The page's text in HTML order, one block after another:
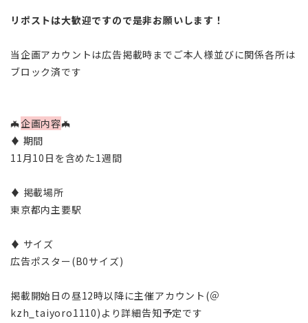
リポストは大歓迎ですので是非お願いします！
当企画アカウントは広告掲載時までご本人様並びに関係各所は
ブロック済です
🦇企画内容🦇
♦ 期間
11月10日を含めた1週間
♦ 掲載場所
東京都内主要駅
♦ サイズ
広告ポスター(B0サイズ)
掲載開始日の昼12時以降に主催アカウント(＠
kzh_taiyoro1110)より詳細告知予定です